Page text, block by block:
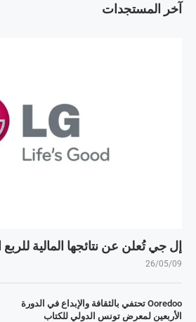
آخر المستجدات
إل جي تُعلن عن نتائجها المالية للربع
26/05/09
Ooredoo تحتفي بالثقافة والإبداع في الدورة
الأربعين لمعرض تونس الدولي للكتاب